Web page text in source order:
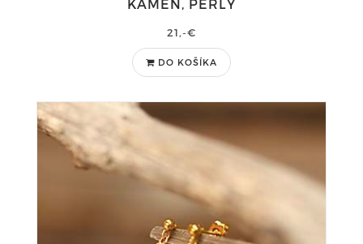
KAMEŇ, PERLY
21,-€
DO KOŠÍKA